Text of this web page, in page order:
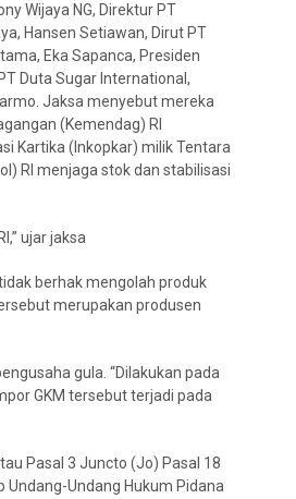
Wijaya NG, Direktur PT
Hansen Setiawan, Dirut PT
Eka Sapanca, Presiden
Duta Sugar International,
Jaksa menyebut mereka
(Kemendag) RI
Kartika (Inkopkar) milik Tentara
RI menjaga stok dan stabilisasi
ujar jaksa
berhak mengolah produk
merupakan produsen
gula. “Dilakukan pada
GKM tersebut terjadi pada
Pasal 3 Juncto (Jo) Pasal 18
Undang Hukum Pidana